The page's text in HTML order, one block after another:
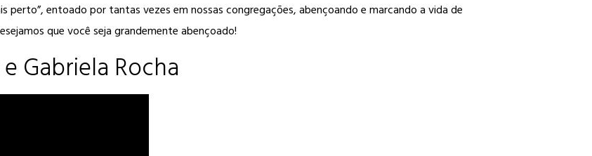
perto”, entoado por tantas vezes em nossas congregações, abençoando e marcando a vida de
que você seja grandemente abençoado!
Gabriela Rocha